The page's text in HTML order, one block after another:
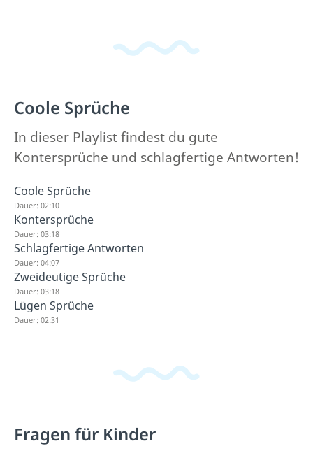
Coole Sprüche
In dieser Playlist findest du gute
Kontersprüche und schlagfertige Antworten!
Coole Sprüche
Dauer: 02:10
Kontersprüche
Dauer: 03:18
Schlagfertige Antworten
Dauer: 04:07
Zweideutige Sprüche
Dauer: 03:18
Lügen Sprüche
Dauer: 02:31
Fragen für Kinder